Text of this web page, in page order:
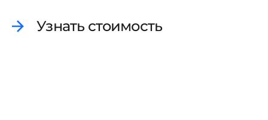
Узнать стоимость